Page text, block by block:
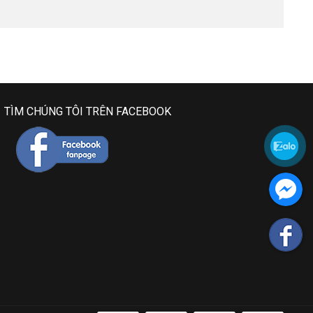
TÌM CHÚNG TÔI TRÊN FACEBOOK